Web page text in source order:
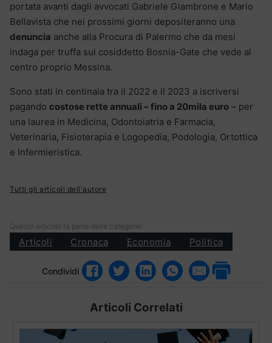
portata avanti dagli avvocati Gabriele Giambrone e Mario
Bellavista che nei prossimi giorni depositeranno una
denuncia anche alla Procura di Palermo che da mesi
indaga per truffa sul cosiddetto Bosnia-Gate che vede al
centro proprio Messina.
Sono stati in centinaia tra il 2022 e il 2023 a iscriversi
pagando costose rette annuali – fino a 20mila euro – per
una laurea in Medicina, Odontoiatria e Farmacia,
Veterinaria, Fisioterapia e Logopedia, Podologia, Ortottica
e Infermieristica.
Tutti gli articoli dell'autore
Questo articolo fa parte delle categorie:
Articoli Cronaca Economia Politica
Condividi
Articoli Correlati